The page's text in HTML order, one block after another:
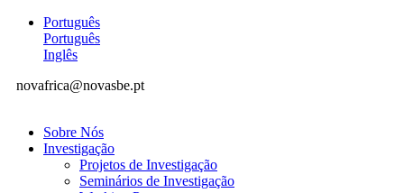
Português
Português
Inglês
novafrica@novasbe.pt
Sobre Nós
Investigação
Projetos de Investigação
Seminários de Investigação